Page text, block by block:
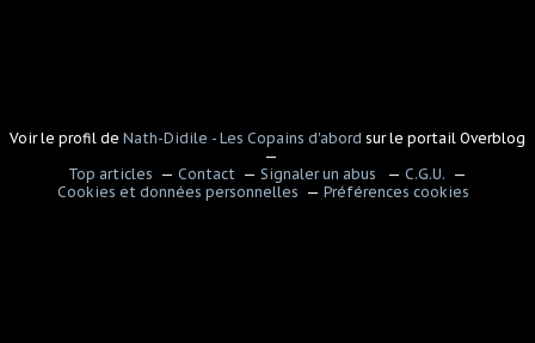
Voir le profil de Nath-Didile - Les Copains d'abord sur le portail Overblog
Top articles
Contact Signaler un abus
C.G.U.
Cookies et données personnelles
Préférences cookies